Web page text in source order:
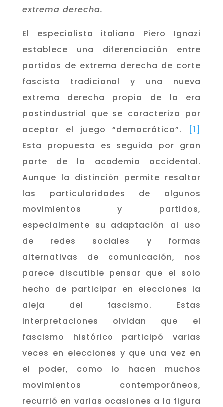
extrema derecha.
El especialista italiano Piero Ignazi
establece una diferenciación entre
partidos de extrema derecha de corte
fascista tradicional y una nueva
extrema derecha propia de la era
postindustrial que se caracteriza por
aceptar el juego “democrático”.
[1]
Esta propuesta es seguida por gran
parte de la academia occidental.
Aunque la distinción permite resaltar
las particularidades de algunos
movimientos y partidos,
especialmente su adaptación al uso
de redes sociales y formas
alternativas de comunicación, nos
parece discutible pensar que el solo
hecho de participar en elecciones la
aleja del fascismo. Estas
interpretaciones olvidan que el
fascismo histórico participó varias
veces en elecciones y que una vez en
el poder, como lo hacen muchos
movimientos contemporáneos,
recurrió en varias ocasiones a la figura